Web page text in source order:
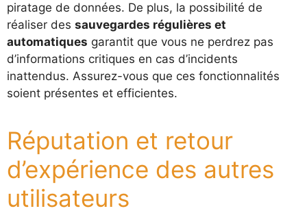
piratage de données. De plus, la possibilité de
réaliser des sauvegardes régulières et
automatiques garantit que vous ne perdrez pas
d’informations critiques en cas d’incidents
inattendus. Assurez-vous que ces fonctionnalités
soient présentes et efficientes.
Réputation et retour
d’expérience des autres
utilisateurs